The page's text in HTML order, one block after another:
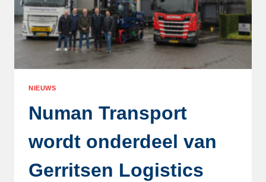
NIEUWS
Numan Transport
wordt onderdeel van
Gerritsen Logistics